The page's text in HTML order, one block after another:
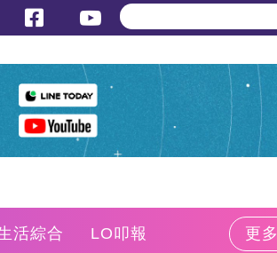
活綜合 LO叩報 更多